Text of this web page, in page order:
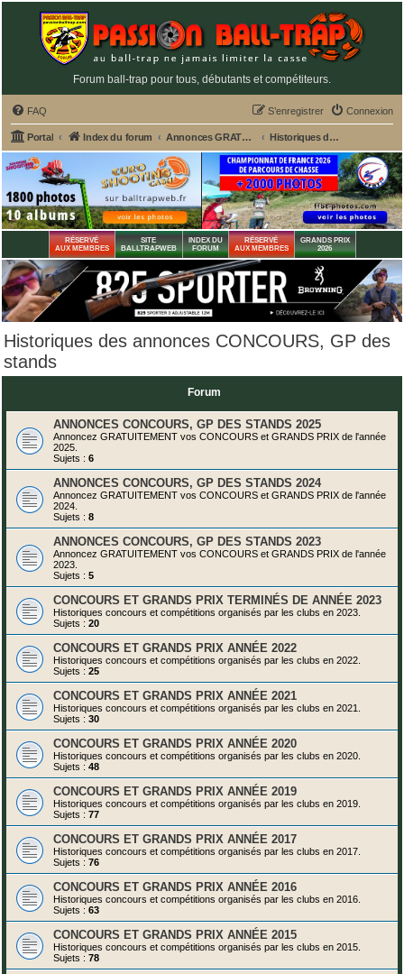
Forum ball-trap pour tous, débutants et compétiteurs.
FAQ Connexion
S’enregistrer
Portal Index du forum Annonces GRATUITES PASSION BALL-TRAP Historiques des annonces CONCOURS, GP des stands
RÉSERVÉ
AUX MEMBRES
SITE
BALLTRAPWEB
INDEX DU
FORUM
RÉSERVÉ
AUX MEMBRES
GRANDS PRIX
2026
Historiques des annonces CONCOURS, GP des
stands
Forum
ANNONCES CONCOURS, GP DES STANDS 2025
Annoncez GRATUITEMENT vos CONCOURS et GRANDS PRIX de l'année
2025.
Sujets : 6
ANNONCES CONCOURS, GP DES STANDS 2024
Annoncez GRATUITEMENT vos CONCOURS et GRANDS PRIX de l'année
2024.
Sujets : 8
ANNONCES CONCOURS, GP DES STANDS 2023
Annoncez GRATUITEMENT vos CONCOURS et GRANDS PRIX de l'année
2023.
Sujets : 5
CONCOURS ET GRANDS PRIX TERMINÉS DE ANNÉE 2023
Historiques concours et compétitions organisés par les clubs en 2023.
Sujets : 20
CONCOURS ET GRANDS PRIX ANNÉE 2022
Historiques concours et compétitions organisés par les clubs en 2022.
Sujets : 25
CONCOURS ET GRANDS PRIX ANNÉE 2021
Historiques concours et compétitions organisés par les clubs en 2021.
Sujets : 30
CONCOURS ET GRANDS PRIX ANNÉE 2020
Historiques concours et compétitions organisés par les clubs en 2020.
Sujets : 48
CONCOURS ET GRANDS PRIX ANNÉE 2019
Historiques concours et compétitions organisés par les clubs en 2019.
Sujets : 77
CONCOURS ET GRANDS PRIX ANNÉE 2017
Historiques concours et compétitions organisés par les clubs en 2017.
Sujets : 76
CONCOURS ET GRANDS PRIX ANNÉE 2016
Historiques concours et compétitions organisés par les clubs en 2016.
Sujets : 63
CONCOURS ET GRANDS PRIX ANNÉE 2015
Historiques concours et compétitions organisés par les clubs en 2015.
Sujets : 78